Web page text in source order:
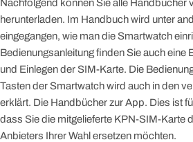
Nachfolgend können Sie alle Handbücher
herunterladen. Im Handbuch wird unter
eingegangen, wie man die Smartwatch
Bedienungsanleitung finden Sie auch eine
und Einlegen der SIM-Karte. Die
Tasten der Smartwatch wird auch in den
erklärt. Die Handbücher zur App. Dies ist
dass Sie die mitgelieferte KPN-SIM-Karte
Anbieters Ihrer Wahl ersetzen möchten.